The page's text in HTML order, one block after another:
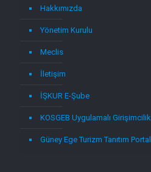
Hakkımızda
Yönetim Kurulu
Meclis
İletişim
İŞKUR E-Şube
KOSGEB Uygulamalı Girişimcilik
Güney Ege Turizm Tanıtım Portal